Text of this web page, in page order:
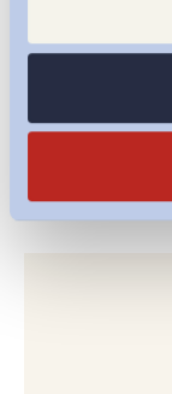
L’effetto